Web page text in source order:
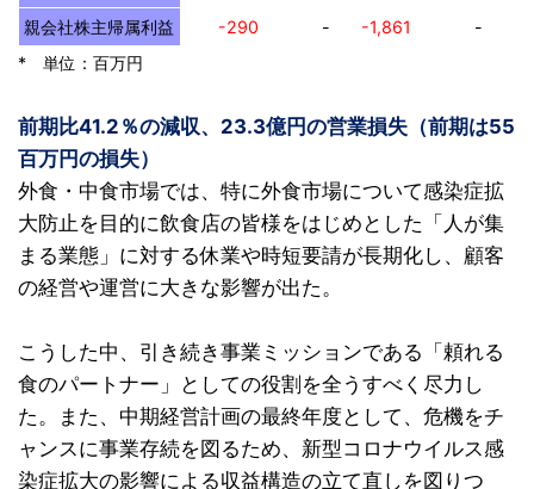
親会社株主帰属利益
-290 - -1,861
-
* 単位：百万円
前期比41.2％の減収、23.3億円の営業損失（前期は55
百万円の損失）
外食・中食市場では、特に外食市場について感染症拡
大防止を目的に飲食店の皆様をはじめとした「人が集
まる業態」に対する休業や時短要請が長期化し、顧客
の経営や運営に大きな影響が出た。
こうした中、引き続き事業ミッションである「頼れる
食のパートナー」としての役割を全うすべく尽力し
た。また、中期経営計画の最終年度として、危機をチ
ャンスに事業存続を図るため、新型コロナウイルス感
染症拡大の影響による収益構造の立て直しを図りつ